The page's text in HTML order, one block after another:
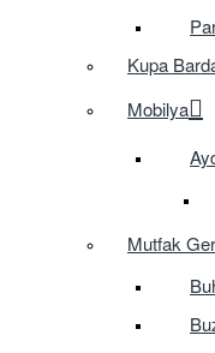
Kupa
Mobilya
Mutfak